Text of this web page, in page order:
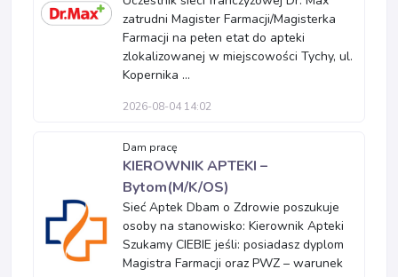
zatrudni Magister Farmacji/Magisterka
Farmacji na pełen etat do apteki
zlokalizowanej w miejscowości Tychy, ul.
Kopernika ...
2026-08-04 14:02
Dam pracę
KIEROWNIK APTEKI –
Bytom(M/K/OS)
Sieć Aptek Dbam o Zdrowie poszukuje
osoby na stanowisko: Kierownik Apteki
Szukamy CIEBIE jeśli: posiadasz dyplom
Magistra Farmacji oraz PWZ – warunek